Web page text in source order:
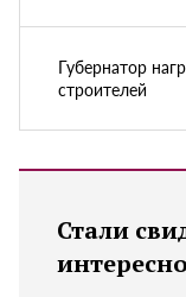
Губернатор
строителей
Стали